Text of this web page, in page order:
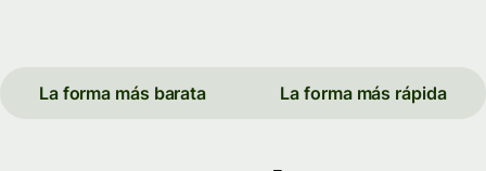
La forma más barata La forma más rápida